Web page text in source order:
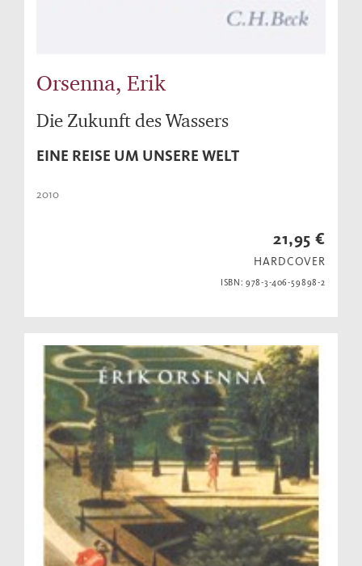
Orsenna, Erik
Die Zukunft des Wassers
EINE REISE UM UNSERE WELT
2010
21,95 €
HARDCOVER
ISBN: 978-3-406-59898-2